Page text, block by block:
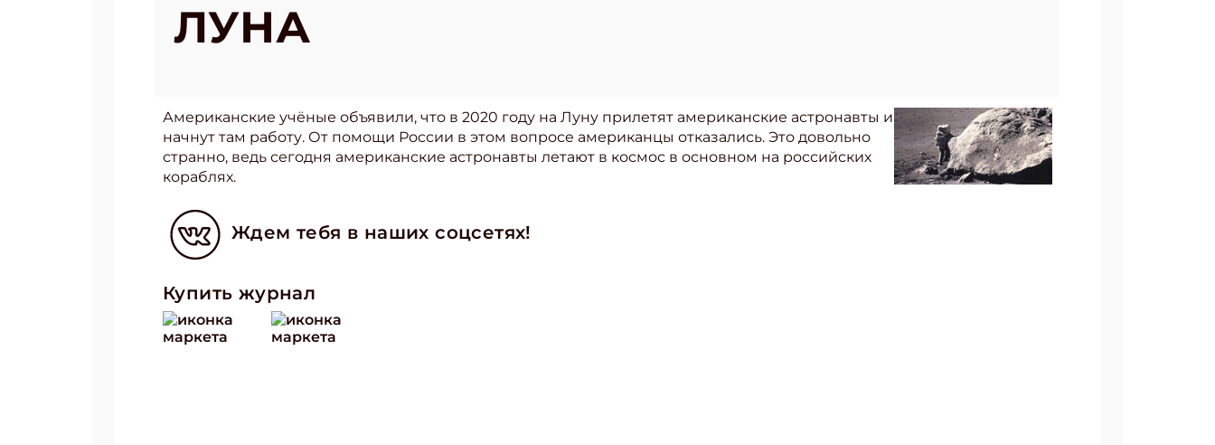
ЛУНА
Американские учёные объявили, что в 2020 году на Луну прилетят американские астронавты и
начнут там работу. От помощи России в этом вопросе американцы отказались. Это довольно
странно, ведь сегодня американские астронавты летают в космос в основном на российских
кораблях.
Ждем тебя в наших соцсетях!
Купить журнал